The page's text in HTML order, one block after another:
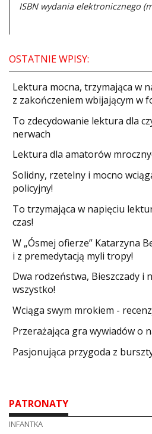
ISBN wydania elektronicznego
OSTATNIE WPISY:
​Lektura mocna, trzymająca w
z zakończeniem wbijającym w
​To zdecydowanie lektura dla
nerwach
Lektura dla amatorów
Solidny, rzetelny i mocno
policyjny!
​To trzymająca w napięciu
czas!
W „Ósmej ofierze” Katarzyna
i z premedytacją myli tropy!
Dwa rodzeństwa, Bieszczady i
wszystko!
Wciąga swym mrokiem -
​Przerażająca gra wywiadów o
Pasjonująca przygoda z
PATRONATY
INFANTKA